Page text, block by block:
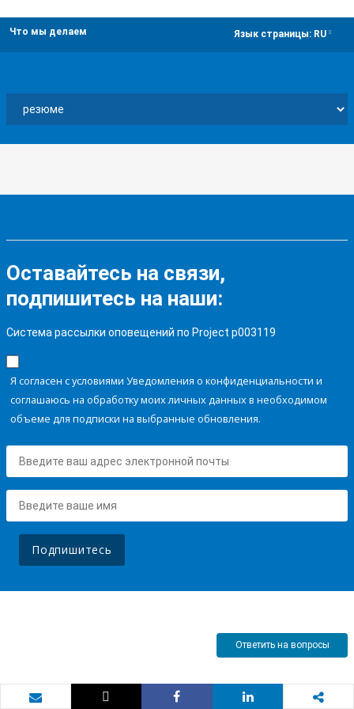
Что мы делаем Язык страницы: RU
Оставайтесь на связи,
подпишитесь на наши:
Система рассылки оповещений по Project p003119
Я согласен с условиями Уведомления о конфиденциальности и
соглашаюсь на обработку моих личных данных в необходимом
объеме для подписки на выбранные обновления.
Подпишитесь
Ответить на вопросы